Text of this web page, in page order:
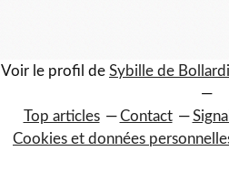
Voir le profil de Sybille de
Top articles Contact
Cookies et données